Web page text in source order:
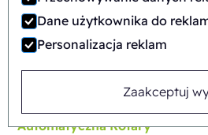
Dane użytkownika do
Personalizacja reklam
Zaakceptuj
FAB8-1418-3-CS
Automatyczna Rotary